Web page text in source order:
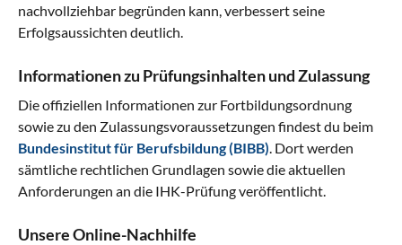
nachvollziehbar begründen kann, verbessert seine
Erfolgsaussichten deutlich.
Informationen zu Prüfungsinhalten und Zulassung
Die offiziellen Informationen zur Fortbildungsordnung
sowie zu den Zulassungsvoraussetzungen findest du beim
Bundesinstitut für Berufsbildung (BIBB). Dort werden
sämtliche rechtlichen Grundlagen sowie die aktuellen
Anforderungen an die IHK-Prüfung veröffentlicht.
Unsere Online-Nachhilfe